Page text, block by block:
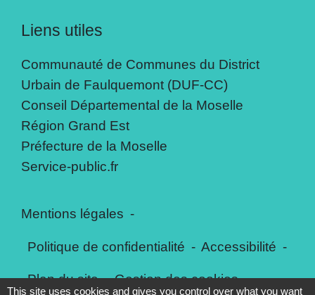
Liens utiles
Communauté de Communes du District
Urbain de Faulquemont (DUF-CC)
Conseil Départemental de la Moselle
Région Grand Est
Préfecture de la Moselle
Service-public.fr
Mentions légales -
Politique de confidentialité - Accessibilité -
Plan du site - Gestion des cookies
This site uses cookies and gives you control over what you want